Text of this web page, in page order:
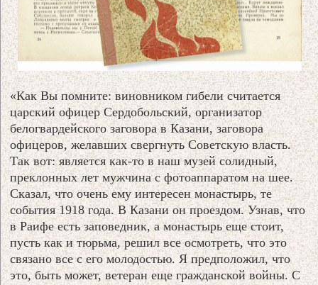
«Как Вы помните: виновником гибели считается
царский офицер Сердобольский, организатор
белогвардейского заговора в Казани, заговора
офицеров, желавших свергнуть Советскую власть.
Так вот: является как-то в наш музей солидный,
преклонных лет мужчина с фотоаппаратом на шее.
Сказал, что очень ему интересен монастырь, те
события 1918 года. В Казани он проездом. Узнав, что
в Раифе есть заповедник, а монастырь еще стоит,
пусть как и тюрьма, решил все осмотреть, что это
связано все с его молодостью. Я предположил, что
это, быть может, ветеран еще гражданской войны. С